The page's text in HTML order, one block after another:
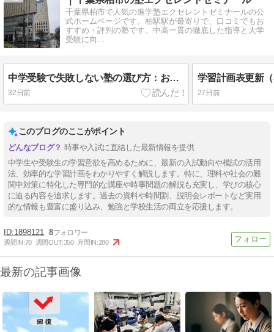
千葉県柏市で人気の進学塾エクセレントゼミナールの公
式ホームページです。柏駅駅が最寄りで、口コミでもお
すすめ・評判の塾です。中高一貫の徹底した指導と大学
受験に向…
中学受験で失敗しない塾の選び方：お子様の個性を伸ばし受験を成功に導く完全ガイド
32日前 27日前
このブログのここがポイント
時事や入試に直結した最新情報を提供
中学生や受験生の学習意欲を高めるために、最新の入試動向や模試の活用
法、効率的な学習計画をわかりやすく解説します。特に、理科や社会の難
関中対策に特化した専門的な講座や時事問題の解説も充実し、学びの核心
に迫る内容を追求します。過去の資料や時間割、説明会レポートなど実用
的な情報も豊富に盛り込み、勉強と学校生活の両立を応援します。
1898121 8
週間IN:70 週間OUT:350 月間IN:280
最新の記事画像